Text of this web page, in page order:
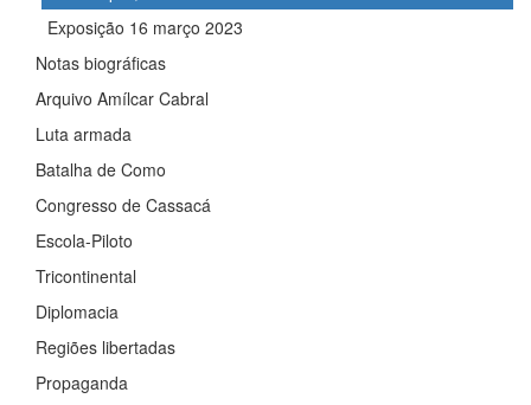
Exposição 16 março 2023
Notas biográficas
Arquivo Amílcar Cabral
Luta armada
Batalha de Como
Congresso de Cassacá
Escola-Piloto
Tricontinental
Diplomacia
Regiões libertadas
Propaganda